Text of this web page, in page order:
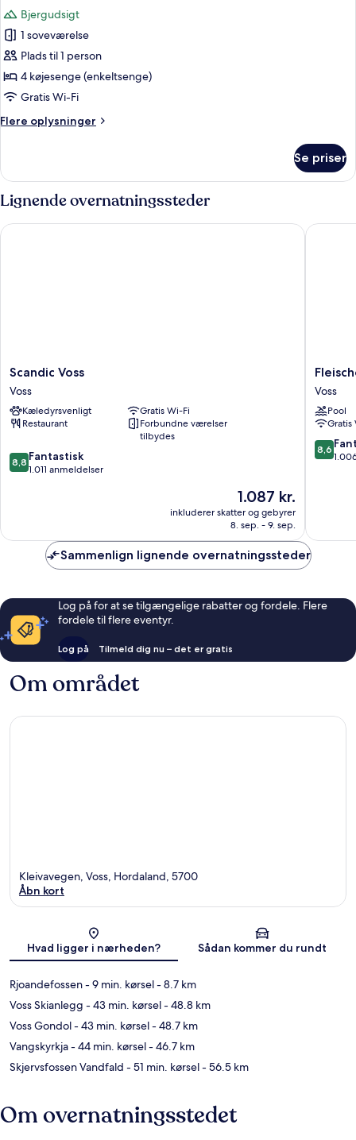
billeder
af
Basic-
fællessovesal
Bjergudsigt
1 soveværelse
Plads til 1 person
4 køjesenge (enkeltsenge)
Gratis Wi-Fi
Flere oplysninger
Flere
fællessovesal
Se priser
Lignende overnatningssteder
Scandic
Voss
Voss
Scandic Voss
Voss
Kæledyrsvenligt
Gratis Wi-Fi
Restaurant
Forbundne værelser
tilbydes
8.8
ud
anmeldelser
8,8 Fantastisk
1.011 anmeldelser
Prisen
1.087 kr.
1.087 kr.
inkluderer skatter og gebyrer
8. sep. - 9. sep.
Scandic Voss
Hotel
Voss
Voss
Pool
Gratis
8.6
ud
8,6
Sammenlign lignende overnatningssteder
Log på for at se tilgængelige rabatter og fordele. Flere
fordele til flere eventyr.
Log på Tilmeld dig nu – det er gratis
Om området
Kleivavegen, Voss, Hordaland, 5700
Åbn kort
Hvad ligger i nærheden? Sådan kommer du rundt
Rjoandefossen- 9 min. kørsel- 8.7 km
Voss Skianlegg - 43 min. kørsel- 48.8 km
Voss Gondol- 43 min. kørsel- 48.7 km
Vangskyrkja- 44 min. kørsel- 46.7 km
Skjervsfossen Vandfald - 51 min. kørsel- 56.5 km
Om overnatningsstedet